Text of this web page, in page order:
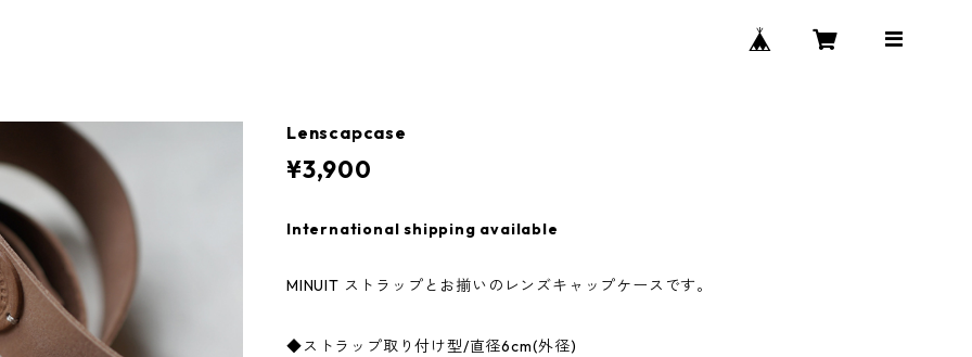
Lenscapcase
¥3,900
International shipping available
MINUIT ストラップとお揃いのレンズキャップケースです。
◆ストラップ取り付け型/直径6cm(外径)